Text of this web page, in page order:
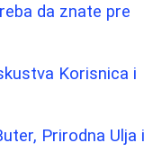
da znate pre
Korisnica i
Prirodna Ulja i